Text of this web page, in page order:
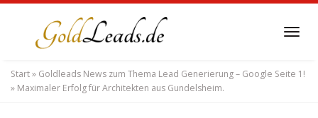
content
Start» Goldleads News zum Thema Lead Generierung – Google Seite 1!
» Maximaler Erfolg für Architekten aus Gundelsheim.